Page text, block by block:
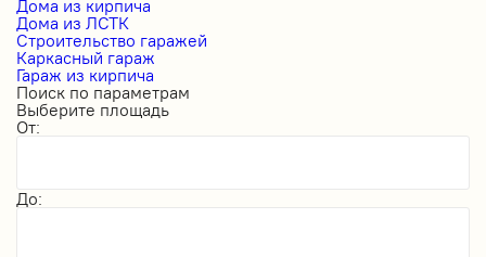
Дома из кирпича
Дома из ЛСТК
Строительство гаражей
Каркасный гараж
Гараж из кирпича
Поиск по параметрам
Выберите площадь
От:
До: